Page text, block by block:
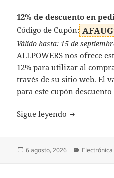
12% de descuento en
Código de Cupón:
Válido hasta: 15 de
ALLPOWERS nos ofrece
12% para utilizar al
través de su sitio web. El
para este cupón descuento
Sigue leyendo Códigos
Publicado
6 agosto, 2026 Categorías